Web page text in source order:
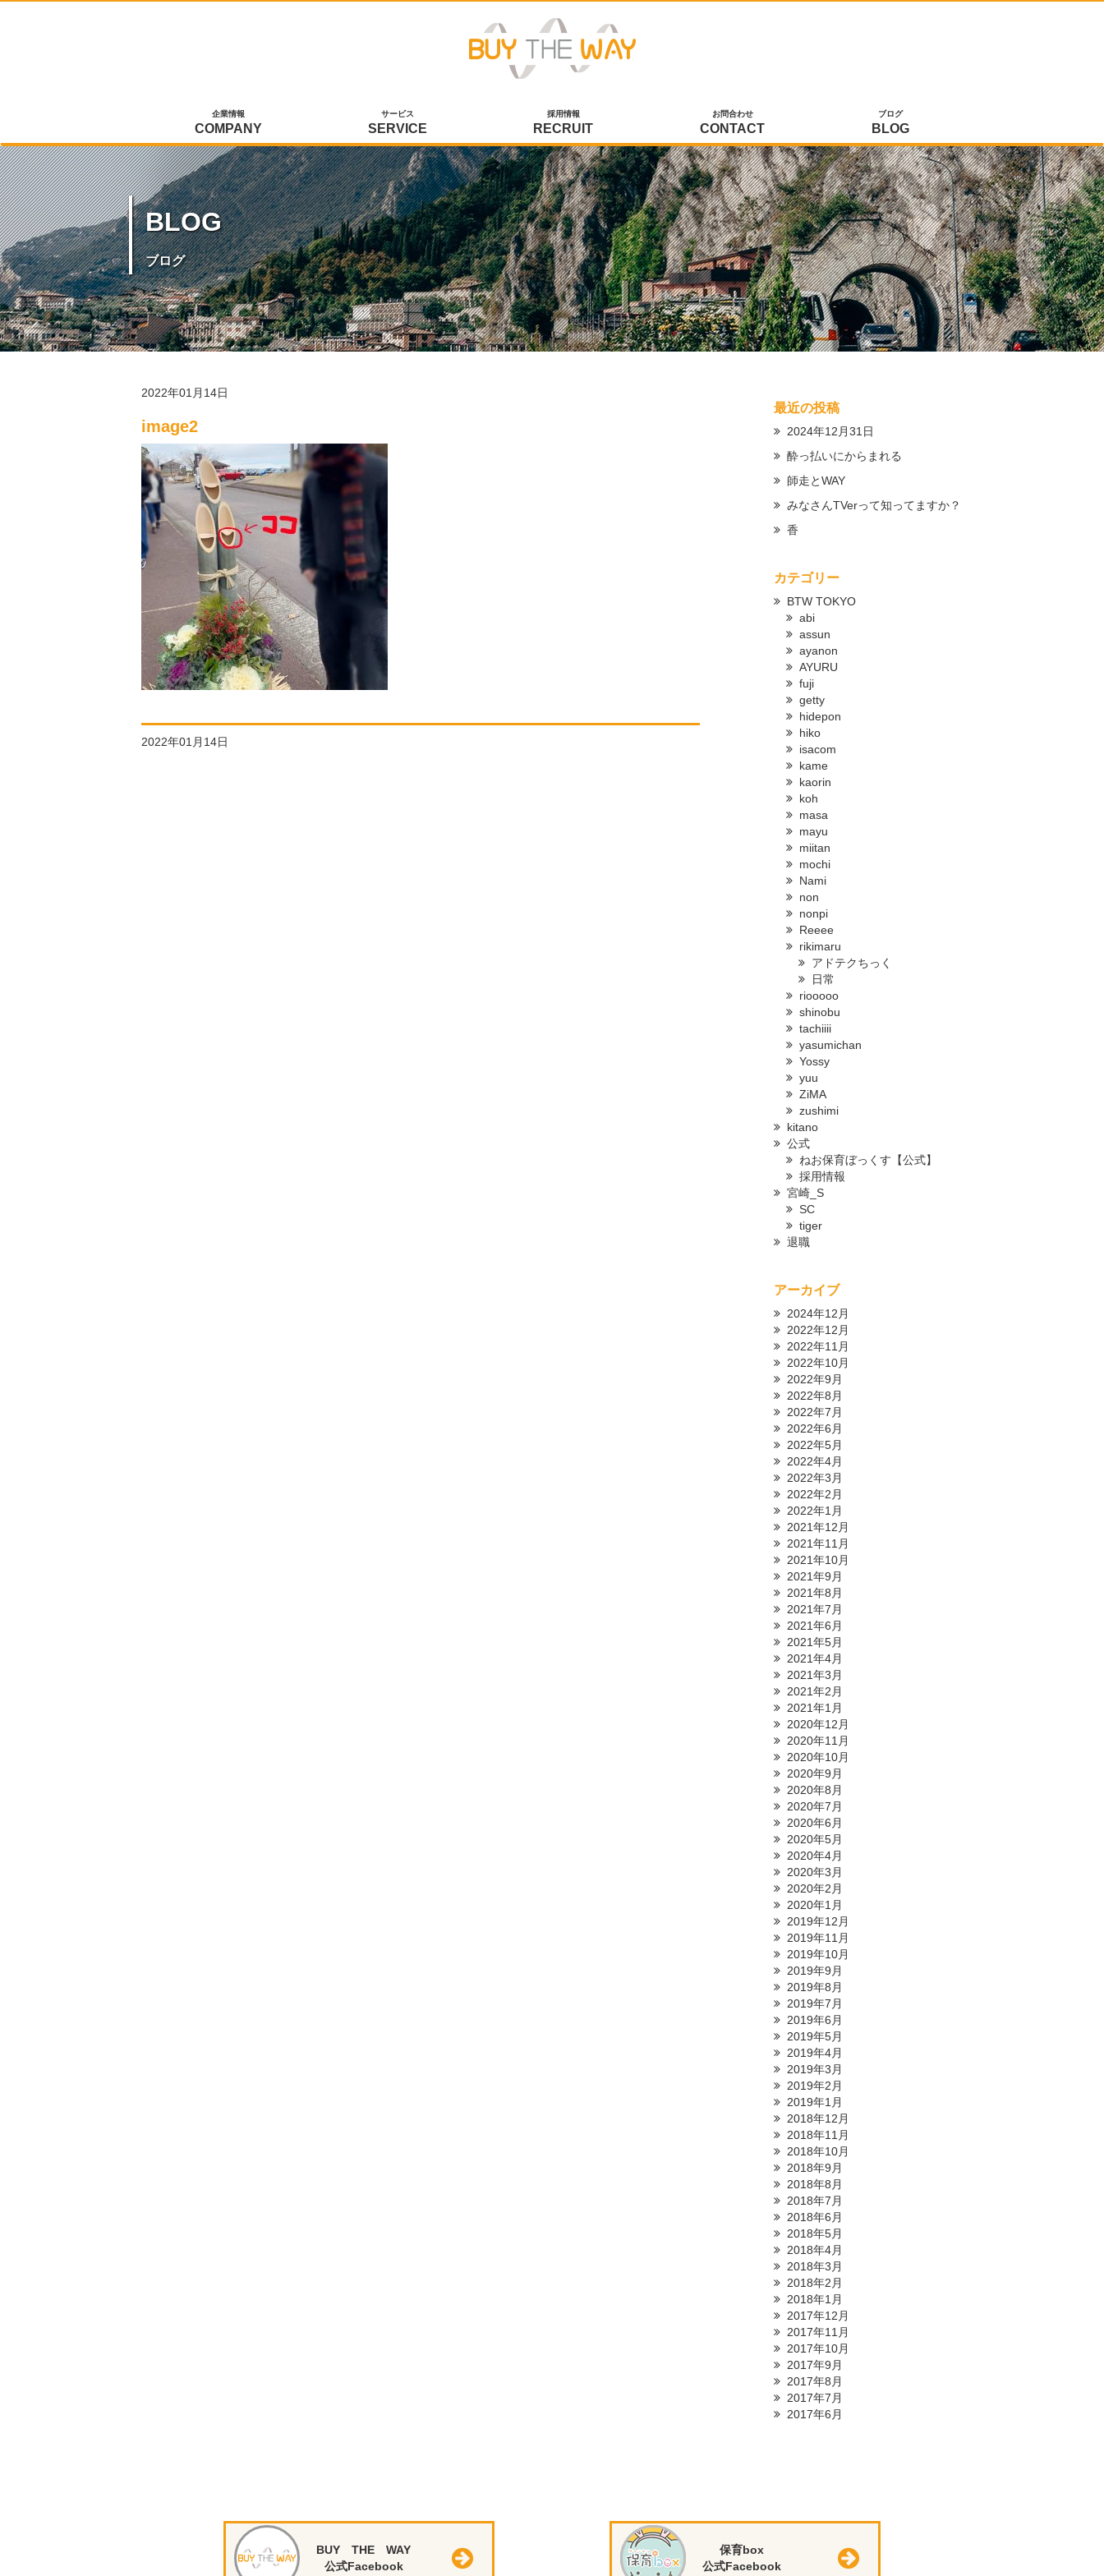
企業情報
COMPANY
サービス
SERVICE
採用情報
RECRUIT
お問合わせ
CONTACT
ブログ
BLOG
BLOG
ブログ
2022年01月14日
image2
2022年01月14日
最近の投稿
2024年12月31日
酔っ払いにからまれる
師走とWAY
みなさんTVerって知ってますか？
香
カテゴリー
BTW TOKYO
abi
assun
ayanon
AYURU
fuji
getty
hidepon
hiko
isacom
kame
kaorin
koh
masa
mayu
miitan
mochi
Nami
non
nonpi
Reeee
rikimaru
アドテクちっく
日常
riooooo
shinobu
tachiiii
yasumichan
Yossy
yuu
ZiMA
zushimi
kitano
公式
ねお保育ぼっくす【公式】
採用情報
宮崎_S
SC
tiger
退職
アーカイブ
2024年12月
2022年12月
2022年11月
2022年10月
2022年9月
2022年8月
2022年7月
2022年6月
2022年5月
2022年4月
2022年3月
2022年2月
2022年1月
2021年12月
2021年11月
2021年10月
2021年9月
2021年8月
2021年7月
2021年6月
2021年5月
2021年4月
2021年3月
2021年2月
2021年1月
2020年12月
2020年11月
2020年10月
2020年9月
2020年8月
2020年7月
2020年6月
2020年5月
2020年4月
2020年3月
2020年2月
2020年1月
2019年12月
2019年11月
2019年10月
2019年9月
2019年8月
2019年7月
2019年6月
2019年5月
2019年4月
2019年3月
2019年2月
2019年1月
2018年12月
2018年11月
2018年10月
2018年9月
2018年8月
2018年7月
2018年6月
2018年5月
2018年4月
2018年3月
2018年2月
2018年1月
2017年12月
2017年11月
2017年10月
2017年9月
2017年8月
2017年7月
2017年6月
BUY THE WAY
公式Facebook
保育box
公式Facebook